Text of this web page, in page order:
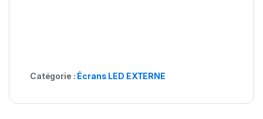
Catégorie : Écrans LED EXTERNE